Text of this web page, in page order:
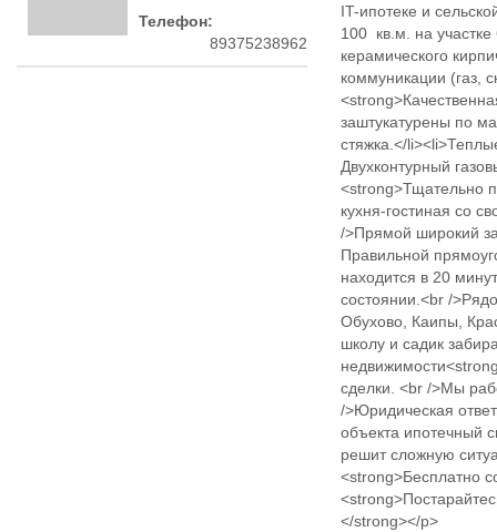
Телефон:
89375238962
IT-ипотеке и
100 кв.м. на
керамического
коммуникации (газ,
заштукатурены по
стяжка.</
Двухконтурный
<strong>Тщательно
кухня-гостиная со
/>Прямой широкий
Правильной
находится в 20
состоянии.<br /
Обухово, Каипы,
школу и садик
сделки. <br />Мы
/>Юридическая
объекта ипотечный
решит сложную
<strong>Бесплатно
</strong></p>